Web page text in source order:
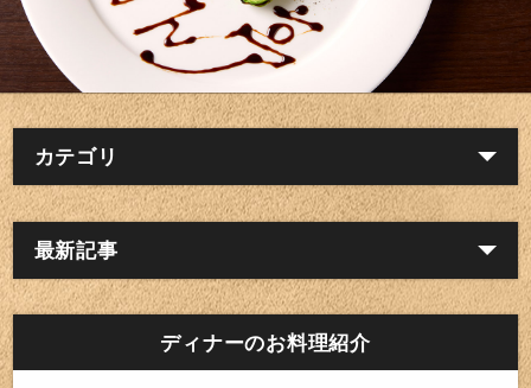
カテゴリ
最新記事
ディナーのお料理紹介